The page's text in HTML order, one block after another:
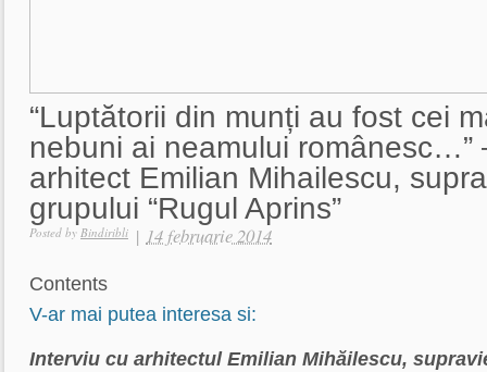
“Luptătorii din munți au fost cei
nebuni ai neamului românesc…”
arhitect Emilian Mihailescu,
grupului “Rugul Aprins”
Posted by Bindiribli | 14 februarie 2014
Contents
V-ar mai putea interesa si:
Interviu cu arhitectul Emilian Mihăilescu,